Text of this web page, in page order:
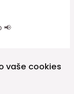
📢
vaše cookies